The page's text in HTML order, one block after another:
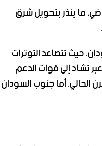
ما ينذر بتحويل شرق
حيث تتصاعد التوترات
تشاد إلى قوات الدعم
الحالي. أما جنوب السودان